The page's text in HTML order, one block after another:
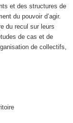
et des structures de
du pouvoir d’agir.
du recul sur leurs
de cas et de
de collectifs,